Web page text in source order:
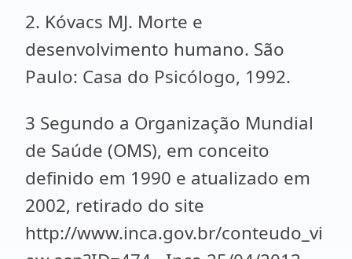
2. Kóvacs MJ. Morte e
desenvolvimento humano. São
Paulo: Casa do Psicólogo, 1992.
3 Segundo a Organização Mundial
de Saúde (OMS), em conceito
definido em 1990 e atualizado em
2002, retirado do site
http://www.inca.gov.br/conteudo_vi